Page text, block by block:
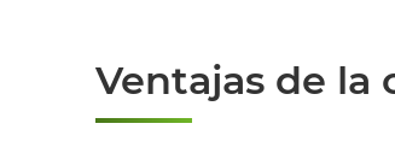
Ventajas de la